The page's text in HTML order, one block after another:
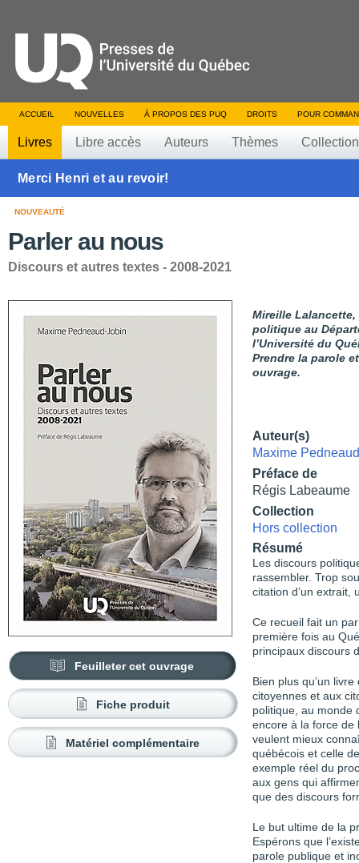
ACCUEIL NOUVELLES À PROPOS DES PUQ DROITS POUR
Livres Libre accès Auteurs Thèmes
Merci Henri et au revoir!
NOUVEAUTÉ
Parler au nous
Discours et autres textes - 2008-2021
Feuilleter cet ouvrage
Fiche produit
Matériel complémentaire
Mireille
politique au
l’Université du
Prendre la parole
ouvrage.
Auteur(s)
Maxime
Préface de
Régis Labeaume
Collection
Hors collection
Résumé
Les discours
rassembler. Trop
citation d’un extrait,
Ce recueil fait un
première fois au
principaux discours
Bien plus qu’un
citoyennes et aux
politique, au monde
encore à la force de
veulent mieux
québécois et celle
exemple réel du
aux gens qui
que des discours
Le but ultime de la
Espérons que
parole publique et